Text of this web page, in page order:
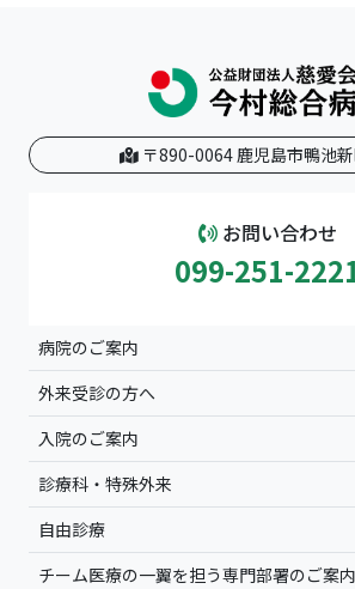
〒890-0064 鹿児島市鴨池
お問い合わせ
099-251-
病院のご案内
外来受診の方へ
入院のご案内
診療科・特殊外来
自由診療
チーム医療の一翼を担う専門部署のご案内